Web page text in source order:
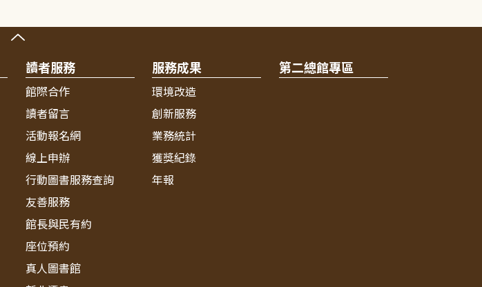
讀者服務
館際合作
讀者留言
活動報名網
線上申辦
行動圖書服務查詢
友善服務
館長與民有約
座位預約
真人圖書館
服務成果
環境改造
創新服務
業務統計
獲獎紀錄
年報
第二總館專區